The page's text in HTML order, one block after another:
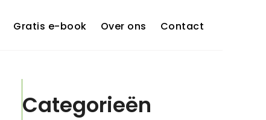
Gratis e-book Over ons Contact
Categorieën